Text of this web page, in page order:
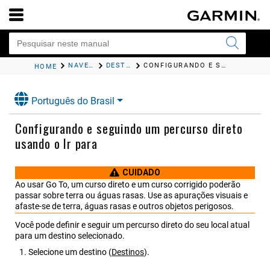
HOME NAVEGAÇÃO COM UM CHARTPLOTTER DESTINOS CONFIGURANDO E SEGUINDO UM PERCURSO DIRETO USANDO O IR PARA
Português do Brasil
Configurando e seguindo um percurso direto
usando o Ir para
CUIDADO
Ao usar Go To, um curso direto e um curso corrigido poderão
passar sobre terra ou águas rasas. Use as apurações visuais e
afaste-se de terra, águas rasas e outros objetos perigosos.
Você pode definir e seguir um percurso direto do seu local atual
para um destino selecionado.
Selecione um destino (Destinos).